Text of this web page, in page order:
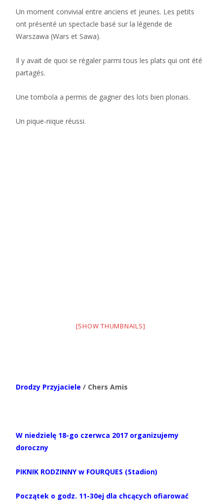
Un moment convivial entre anciens et jeunes. Les petits
ont présenté un spectacle basé sur la légende de
Warszawa (Wars et Sawa).
Il y avait de quoi se régaler parmi tous les plats qui ont été
partagés.
Une tombola a permis de gagner des lots bien plonais.
Un pique-nique réussi.
[SHOW THUMBNAILS]
Drodzy Przyjaciele / Chers Amis
W niedzielę 18-go czerwca 2017 organizujemy
doroczny
PIKNIK RODZINNYw FOURQUES (Stadion)
Początek o godz. 11-30ej dla chcących ofiarować